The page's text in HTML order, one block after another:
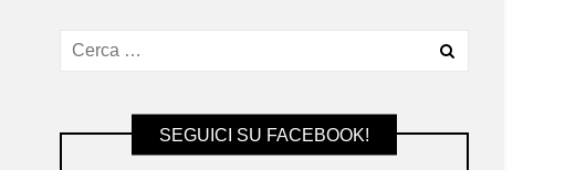
SEGUICI SU FACEBOOK!